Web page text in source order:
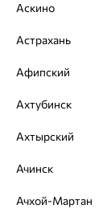
Аскино
Астрахань
Афипский
Ахтубинск
Ахтырский
Ачинск
Ачхой-Мартан